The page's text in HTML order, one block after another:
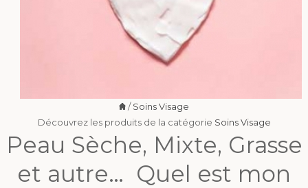
/Soins Visage
Découvrez les produits de la catégorie Soins Visage
Peau Sèche, Mixte, Grasse
et autre… Quel est mon